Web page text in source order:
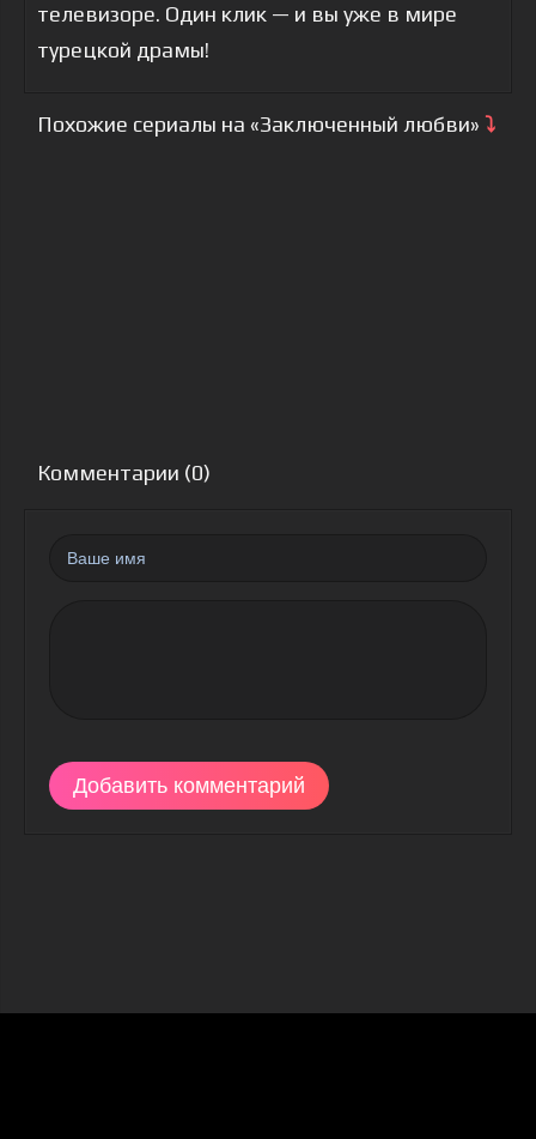
телевизоре. Один клик — и вы уже в мире
турецкой драмы!
Похожие сериалы на «Заключенный любви» ⤵
Комментарии (0)
Добавить комментарий